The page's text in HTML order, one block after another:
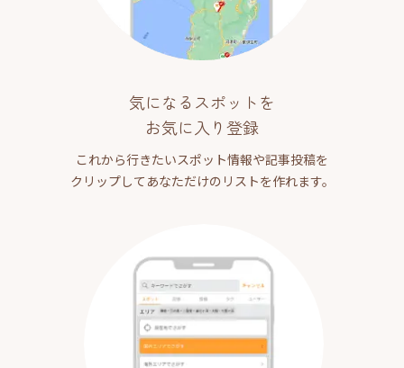
気になるスポットを
お気に入り登録
これから行きたいスポット情報や記事投稿を
クリップしてあなただけのリストを作れます。